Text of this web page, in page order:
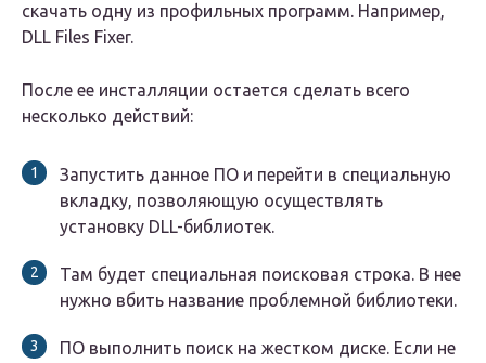
скачать одну из профильных программ. Например,
DLL Files Fixer.
После ее инсталляции остается сделать всего
несколько действий:
Запустить данное ПО и перейти в специальную
вкладку, позволяющую осуществлять
установку DLL-библиотек.
Там будет специальная поисковая строка. В нее
нужно вбить название проблемной библиотеки.
ПО выполнить поиск на жестком диске. Если не